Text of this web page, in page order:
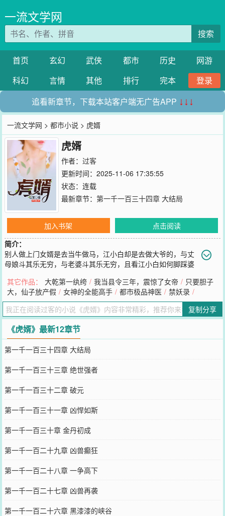
一流文学网
搜索
首页 玄幻 武侠 都市 历史
网游
科幻
言情 其他 排行 完本
登录
追看新章节，下载本站客户端无广告APP ↓↓↓
一流文学网 >都市小说 > 虎婿
虎婿
作者： 过客
更新时间：2025-11-06 17:35:55
状态：连载
最新章节： 第一千一百三十四章 大结局
加入书架
点击阅读
简介：
别人做上门女婿是去当牛做马，江小白却是去做大爷的，与丈
母娘斗其乐无穷，与老婆斗其乐无穷，且看江小白如何脚踩婆
您要是觉得《虎婿》还不错的话请不要忘记向您QQ群和微博微信里的
朋友推荐哦！
其它作品： 大乾第一纨绔 / 我当县令三年，震惊了女帝 / 只要胆子
大，仙子放产假 / 女神的全能高手 / 都市极品神医 / 禁妖录 /
复制分享
《虎婿》最新12章节
第一千一百三十四章 大结局
第一千一百三十三章 绝世强者
第一千一百三十二章 破元
第一千一百三十一章 凶悍如斯
第一千一百三十章 金丹初成
第一千一百二十九章 凶兽癫狂
第一千一百二十八章 一争高下
第一千一百二十七章 凶兽再袭
第一千一百二十六章 黑漆漆的峡谷